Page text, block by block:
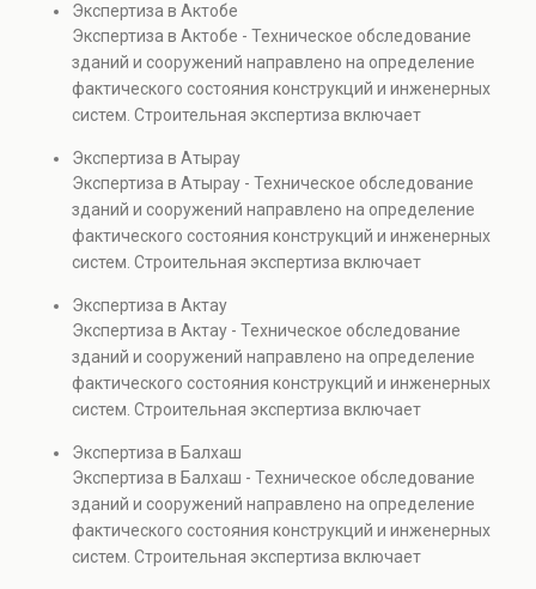
элементов и оценку эксплуатационной безопасности.
Услуга востребована при покупке недвижимости,
капитальном ремонте и реконструкции объектов, а
также при судебных разбирательствах и технических
проверках.
Экспертиза в Актобе
Экспертиза в Актобе - Техническое обследование
зданий и сооружений направлено на определение
фактического состояния конструкций и инженерных
систем. Строительная экспертиза включает
элементов и оценку эксплуатационной безопасности.
Услуга востребована при покупке недвижимости,
капитальном ремонте и реконструкции объектов, а
также при судебных разбирательствах и технических
проверках.
Экспертиза в Атырау
Экспертиза в Атырау - Техническое обследование
зданий и сооружений направлено на определение
фактического состояния конструкций и инженерных
систем. Строительная экспертиза включает
элементов и оценку эксплуатационной безопасности.
Услуга востребована при покупке недвижимости,
капитальном ремонте и реконструкции объектов, а
также при судебных разбирательствах и технических
проверках.
Экспертиза в Актау
Экспертиза в Актау - Техническое обследование
зданий и сооружений направлено на определение
фактического состояния конструкций и инженерных
систем. Строительная экспертиза включает
элементов и оценку эксплуатационной безопасности.
Услуга востребована при покупке недвижимости,
капитальном ремонте и реконструкции объектов, а
также при судебных разбирательствах и технических
проверках.
Экспертиза в Балхаш
Экспертиза в Балхаш - Техническое обследование
зданий и сооружений направлено на определение
фактического состояния конструкций и инженерных
систем. Строительная экспертиза включает